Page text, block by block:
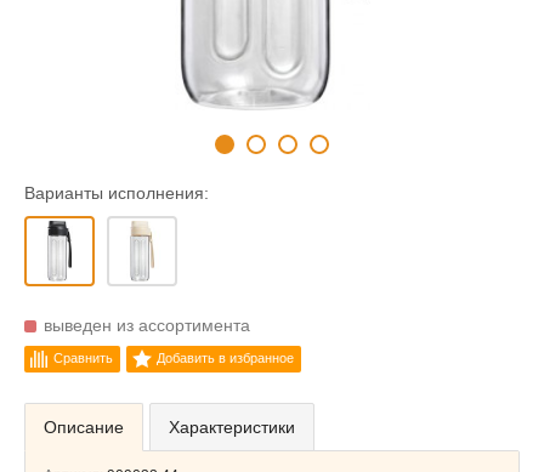
Варианты исполнения:
выведен из ассортимента
Сравнить Добавить в избранное
Описание Характеристики